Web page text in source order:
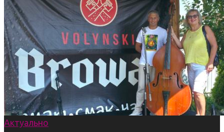
Актуально